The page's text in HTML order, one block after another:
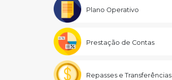
Plano Operativo
Prestação de Contas
Repasses e Transferências